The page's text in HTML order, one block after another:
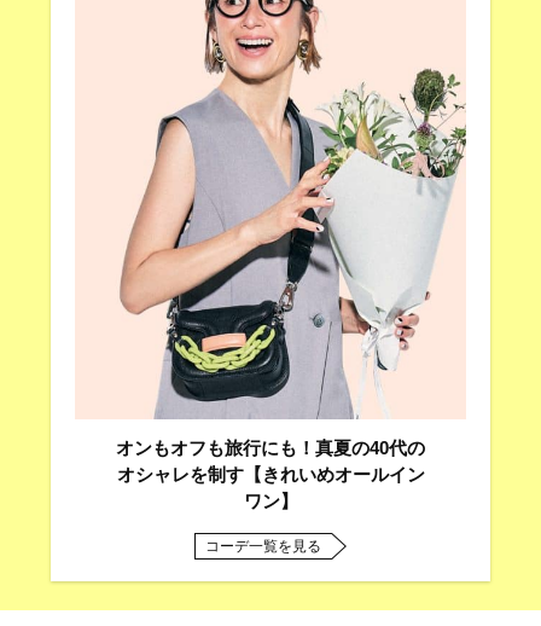
オンもオフも旅行にも！真夏の40代の
オシャレを制す【きれいめオールイン
ワン】
コーデ一覧を見る